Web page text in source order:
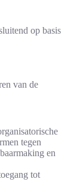
op basis
van de
tegen
en
tot